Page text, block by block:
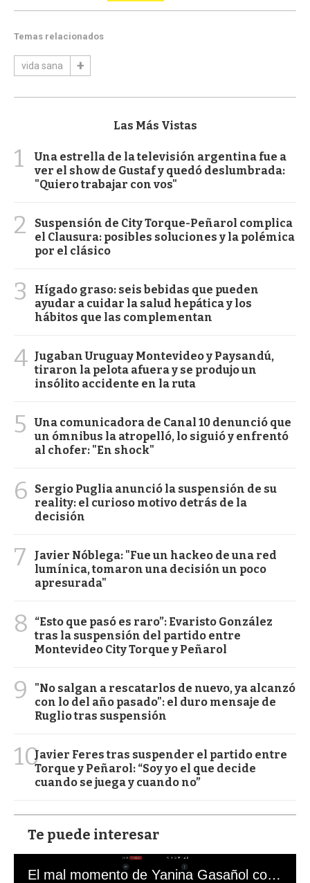
Temas relacionados
vida sana
Las Más Vistas
1
Una estrella de la televisión argentina fue a
ver el show de Gustaf y quedó deslumbrada:
"Quiero trabajar con vos"
2
Suspensión de City Torque-Peñarol complica
el Clausura: posibles soluciones y la polémica
por el clásico
3
Hígado graso: seis bebidas que pueden
ayudar a cuidar la salud hepática y los
hábitos que las complementan
4 Jugaban Uruguay Montevideo y Paysandú,
tiraron la pelota afuera y se produjo un
insólito accidente en la ruta
5
Una comunicadora de Canal 10 denunció que
un ómnibus la atropelló, lo siguió y enfrentó
al chofer: "En shock"
6
Sergio Puglia anunció la suspensión de su
reality: el curioso motivo detrás de la
decisión
7
Javier Nóblega: "Fue un hackeo de una red
lumínica, tomaron una decisión un poco
apresurada"
8
“Esto que pasó es raro”: Evaristo González
tras la suspensión del partido entre
Montevideo City Torque y Peñarol
9
"No salgan a rescatarlos de nuevo, ya alcanzó
con lo del año pasado": el duro mensaje de
Ruglio tras suspensión
10Javier Feres tras suspender el partido entre
Torque y Peñarol: “Soy yo el que decide
cuando se juega y cuando no”
Te puede interesar
El mal momento de Yanina Gasañol con un hincha argentino en "Subrayado"